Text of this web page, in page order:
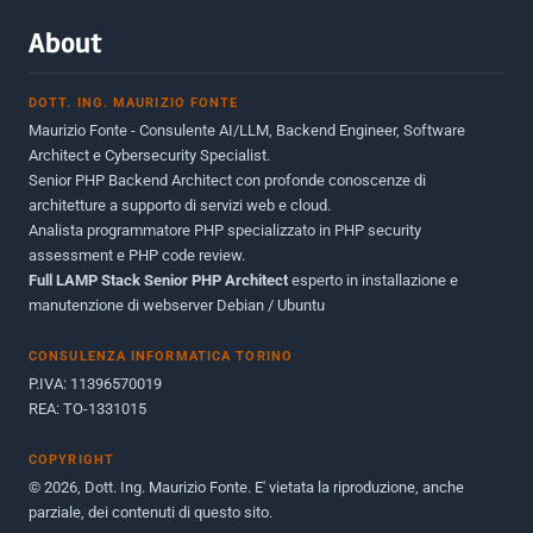
Giugno 2012
Maggio 2011
Dicembre 2010
Ottobre 2010
Maggio 2010
Giugno 2009
About
DOTT. ING. MAURIZIO FONTE
Maurizio Fonte - Consulente AI/LLM, Backend Engineer, Software
Architect e Cybersecurity Specialist.
Senior PHP Backend Architect con profonde conoscenze di
architetture a supporto di servizi web e cloud.
Analista programmatore PHP specializzato in PHP security
assessment e PHP code review.
Full LAMP Stack Senior PHP Architect esperto in installazione e
manutenzione di webserver Debian / Ubuntu
CONSULENZA INFORMATICA TORINO
P.IVA: 11396570019
REA: TO-1331015
COPYRIGHT
© 2026, Dott. Ing. Maurizio Fonte. E' vietata la riproduzione, anche
parziale, dei contenuti di questo sito.